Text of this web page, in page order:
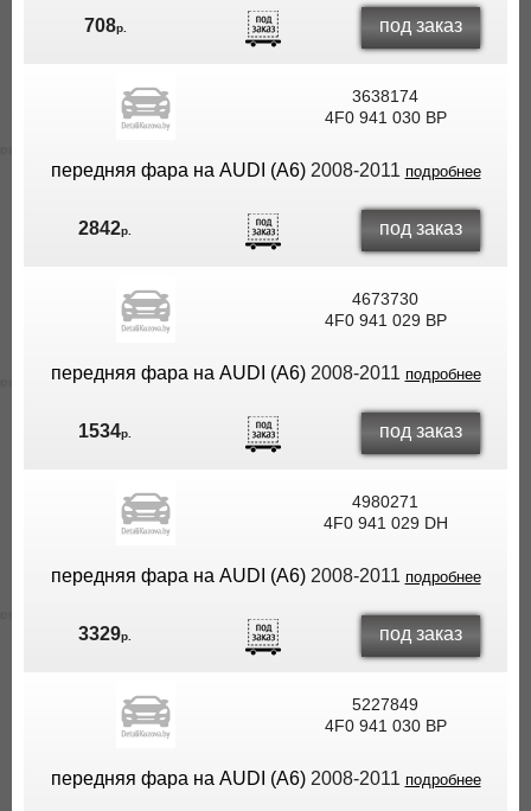
708р. под заказ
3638174
4F0 941 030 BP
передняя фара на AUDI (A6)2008-2011 подробнее
2842р. под заказ
4673730
4F0 941 029 BP
передняя фара на AUDI (A6)2008-2011 подробнее
1534р. под заказ
4980271
4F0 941 029 DH
передняя фара на AUDI (A6)2008-2011 подробнее
3329р. под заказ
5227849
4F0 941 030 BP
передняя фара на AUDI (A6)2008-2011 подробнее